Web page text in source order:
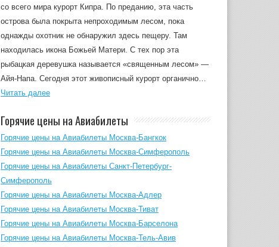
со всего мира курорт Кипра. По преданию, эта часть
острова была покрыта непроходимым лесом, пока
однажды охотник не обнаружил здесь пещеру. Там
находилась икона Божьей Матери. С тех пор эта
рыбацкая деревушка называется «священным лесом» —
Айя-Напа. Сегодня этот живописный курорт органично…
Читать далее
Горячие цены на Авиабилеты
Горячие цены на Авиабилеты Москва-Бангкок
Горячие цены на Авиабилеты Москва-Симферополь
Горячие цены на Авиабилеты Санкт-Петербург-
Симферополь
Горячие цены на Авиабилеты Москва-Адлер
Горячие цены на Авиабилеты Москва-Тиват
Горячие цены на Авиабилеты Москва-Барселона
Горячие цены на Авиабилеты Москва-Тель-Авив